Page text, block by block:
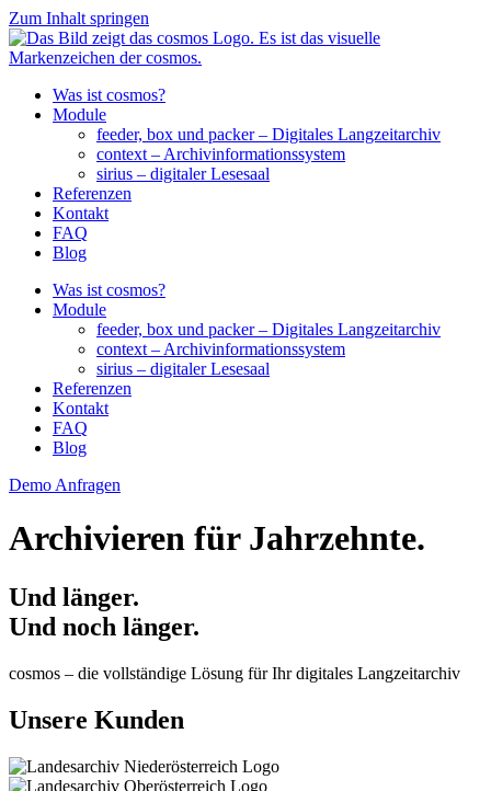
Zum Inhalt springen
Was ist cosmos?
Module
feeder, box und packer – Digitales Langzeitarchiv
context – Archivinformationssystem
sirius – digitaler Lesesaal
Referenzen
Kontakt
FAQ
Blog
Was ist cosmos?
Module
feeder, box und packer – Digitales Langzeitarchiv
context – Archivinformationssystem
sirius – digitaler Lesesaal
Referenzen
Kontakt
FAQ
Blog
Demo Anfragen
Archivieren für Jahrzehnte.
Und länger.
Und noch länger.
cosmos – die vollständige Lösung für Ihr digitales Langzeitarchiv
Unsere Kunden